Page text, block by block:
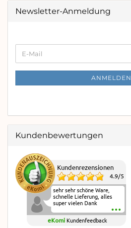
Newsletter-Anmeldung
ZUR
E-
Mail
ANMELDEN
Kundenbewertungen
Kundenrezensionen
4.9/5
sehr sehr schöne Ware,
schnelle Lieferung, alles
super vielen Dank
eKomi Kundenfeedback